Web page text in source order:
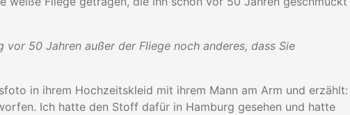
50 Jahren außer der Fliege noch anderes, dass Sie
in ihrem Hochzeitskleid mit ihrem Mann am Arm und erzählt:
Ich hatte den Stoff dafür in Hamburg gesehen und hatte